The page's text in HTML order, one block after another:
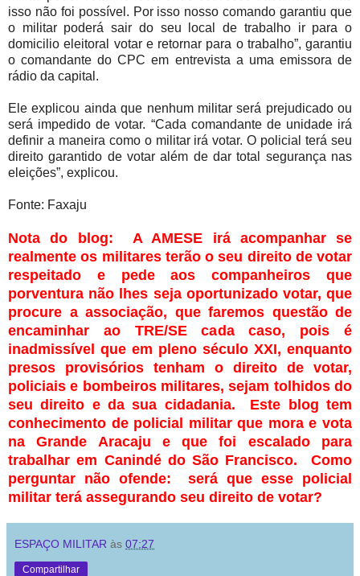
isso não foi possível. Por isso nosso comando garantiu que
o militar poderá sair do seu local de trabalho ir para o
domicilio eleitoral votar e retornar para o trabalho”, garantiu
o comandante do CPC em entrevista a uma emissora de
rádio da capital.
Ele explicou ainda que nenhum militar será prejudicado ou
será impedido de votar. “Cada comandante de unidade irá
definir a maneira como o militar irá votar. O policial terá seu
direito garantido de votar além de dar total segurança nas
eleições”, explicou.
Fonte: Faxaju
Nota do blog: A AMESE irá acompanhar se
realmente os militares terão o seu direito de votar
respeitado e pede aos companheiros que
porventura não lhes seja oportunizado votar, que
procure a associação, que faremos questão de
encaminhar ao TRE/SE cada caso, pois é
inadmissível que em pleno século XXI, enquanto
presos provisórios tenham o direito de votar,
policiais e bombeiros militares, sejam tolhidos do
seu direito e da sua cidadania. Este blog tem
conhecimento de policial militar que mora e vota
na Grande Aracaju e que foi escalado para
trabalhar em Canindé do São Francisco. Como
perguntar não ofende: será que esse policial
militar terá assegurando seu direito de votar?
ESPAÇO MILITAR às 07:27
Compartilhar